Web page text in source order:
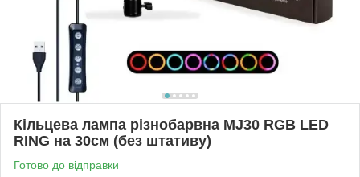
Кільцева лампа різнобарвна MJ30 RGB LED
RING на 30см (без штативу)
Готово до відправки